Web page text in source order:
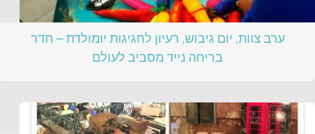
ערב צוות, יום גיבוש, רעיון לחגיגות יומולדת – חדר
בריחה נייד מסביב לעולם